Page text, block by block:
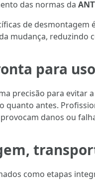
das normas da
de
mudança, reduzindo
para uso
precisão para evitar
antes.
danos ou
como etapas